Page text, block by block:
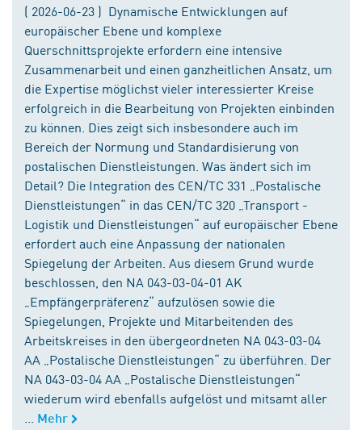
( 2026-06-23 ) Dynamische Entwicklungen auf
europäischer Ebene und komplexe
Querschnittsprojekte erfordern eine intensive
Zusammenarbeit und einen ganzheitlichen Ansatz, um
die Expertise möglichst vieler interessierter Kreise
erfolgreich in die Bearbeitung von Projekten einbinden
zu können. Dies zeigt sich insbesondere auch im
Bereich der Normung und Standardisierung von
postalischen Dienstleistungen. Was ändert sich im
Detail? Die Integration des CEN/TC 331 „Postalische
Dienstleistungen“ in das CEN/TC 320 „Transport -
Logistik und Dienstleistungen“ auf europäischer Ebene
erfordert auch eine Anpassung der nationalen
Spiegelung der Arbeiten. Aus diesem Grund wurde
beschlossen, den NA 043-03-04-01 AK
„Empfängerpräferenz“ aufzulösen sowie die
Spiegelungen, Projekte und Mitarbeitenden des
Arbeitskreises in den übergeordneten NA 043-03-04
AA „Postalische Dienstleistungen“ zu überführen. Der
NA 043-03-04 AA „Postalische Dienstleistungen“
wiederum wird ebenfalls aufgelöst und mitsamt aller
Mehr